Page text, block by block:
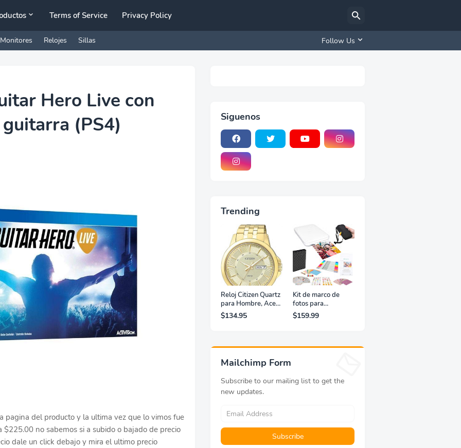
Terms of Service Privacy Policy
Monitores Relojes Sillas Follow Us
Hero Live con
(PS4)
pagina del producto y la ultima vez que lo vimos fue
no sabemos si a subido o bajado de precio
dale un click debajo y mira el ultimo precio
Siguenos
Trending
Reloj Citizen Quartz
para Hombre, Acero
Inoxidable, Clásico,
Dorado
$134.95
Kit de marco de
fotos para
impresora portátil
de fotografías y
$159.99
Mailchimp Form
Subscribe to our mailing list to get the
new updates.